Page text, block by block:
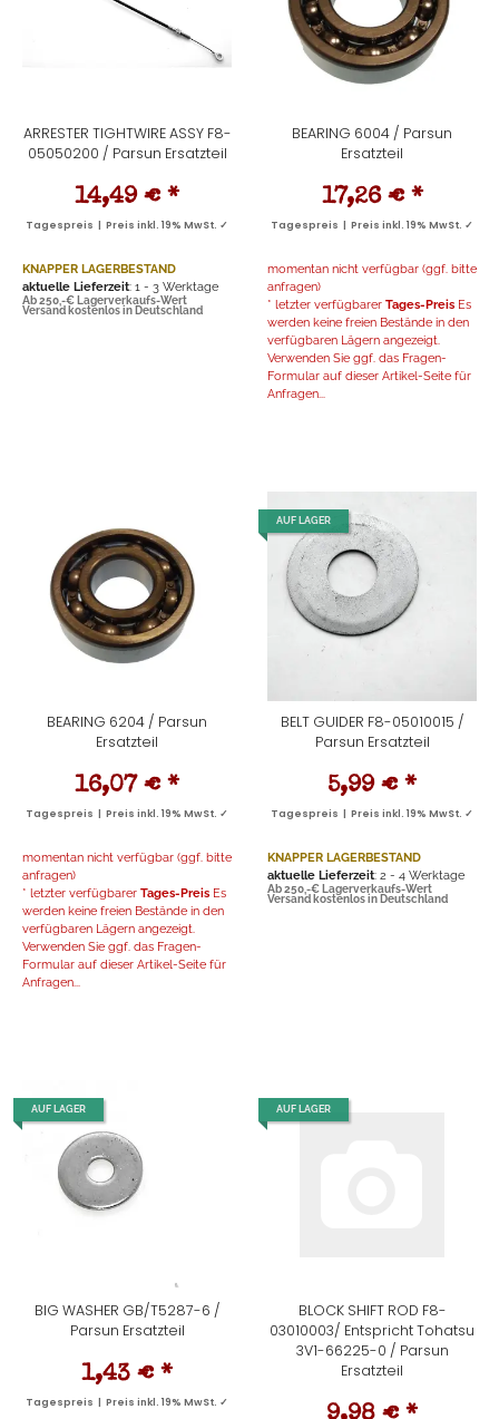
ARRESTER TIGHTWIRE ASSY F8-
05050200 / Parsun Ersatzteil
14,49 € *
Tagespreis | Preis inkl. 19% MwSt. ✓
KNAPPER LAGERBESTAND
aktuelle Lieferzeit: 1 - 3 Werktage
Ab 250,-€ Lagerverkaufs-Wert
Versand kostenlos in Deutschland
BEARING 6004 / Parsun
Ersatzteil
17,26 € *
Tagespreis | Preis inkl. 19% MwSt. ✓
momentan nicht verfügbar (ggf. bitte
anfragen)
* letzter verfügbarer Tages-Preis Es
werden keine freien Bestände in den
verfügbaren Lägern angezeigt.
Verwenden Sie ggf. das Fragen-
Formular auf dieser Artikel-Seite für
Anfragen...
BEARING 6204 / Parsun
Ersatzteil
16,07 € *
Tagespreis | Preis inkl. 19% MwSt. ✓
momentan nicht verfügbar (ggf. bitte
anfragen)
* letzter verfügbarer Tages-Preis Es
werden keine freien Bestände in den
verfügbaren Lägern angezeigt.
Verwenden Sie ggf. das Fragen-
Formular auf dieser Artikel-Seite für
Anfragen...
AUF LAGER
BELT GUIDER F8-05010015 /
Parsun Ersatzteil
5,99 € *
Tagespreis | Preis inkl. 19% MwSt. ✓
KNAPPER LAGERBESTAND
aktuelle Lieferzeit: 2 - 4 Werktage
Ab 250,-€ Lagerverkaufs-Wert
Versand kostenlos in Deutschland
AUF LAGER
BIG WASHER GB/T5287-6 /
Parsun Ersatzteil
1,43 € *
Tagespreis | Preis inkl. 19% MwSt. ✓
AUF LAGER
BLOCK SHIFT ROD F8-
03010003/ Entspricht Tohatsu
3V1-66225-0 / Parsun
Ersatzteil